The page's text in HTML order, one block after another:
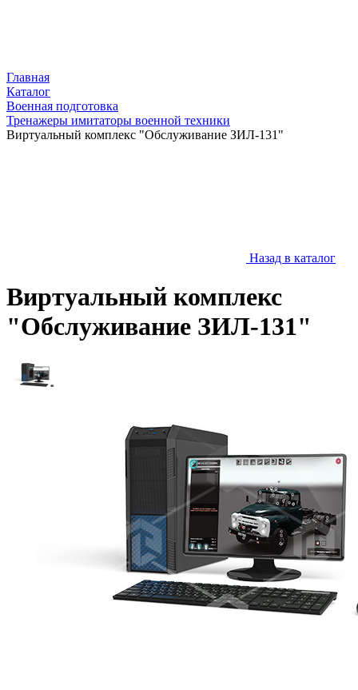
Главная
Каталог
Военная подготовка
Тренажеры имитаторы военной техники
Виртуальный комплекс "Обслуживание ЗИЛ-131"
Назад в каталог
Виртуальный комплекс
"Обслуживание ЗИЛ-131"